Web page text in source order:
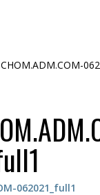
062021_full1